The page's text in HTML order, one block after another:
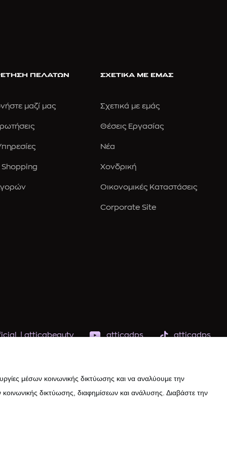
ΠΕΛΑΤΩΝ
μαζί μας
Shopping
ΣΧΕΤΙΚΑ ΜΕ ΕΜΑΣ
Σχετικά με εμάς
Θέσεις Εργασίας
Νέα
Χονδρική
Οικονομικές Καταστάσεις
Corporate Site
| atticabeauty atticadps atticadps
μέσων κοινωνικής δικτύωσης και να αναλύουμε την
δικτύωσης, διαφημίσεων και ανάλυσης. Διαβάστε την